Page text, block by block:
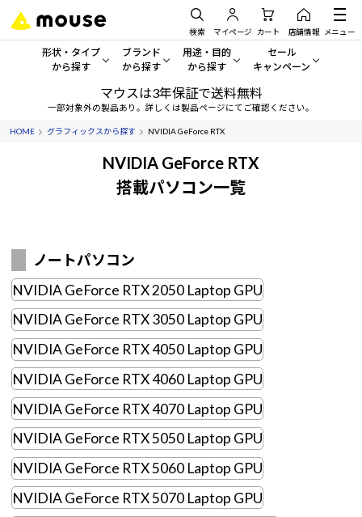
検索 マイページ カート 店舗情報 メニュー
形状・タイプ
から探す
形状・タイプから探す をすべてみる
デスクトップPC
サーバー
ワークステーション
ディスプレイ
Windows 11|Copilot+ PC
ブランド
から探す
mouse
G TUNE
MousePro
iiyama
Windows 11|Copilot+ PC
用途・目的
から探す
一般向けパソコン
ゲーミングPC・ゲーム向けパソコン
スペック/パーツ別
AIおすすめパソコン
Windows 11|Copilot+ PC
セール
キャンペーン
セール・キャンペー
Windows 11
マウスは3年保証で送料無料
一部対象外の製品あり。詳しくは製品ページにてご確認ください。
HOME グラフィックスから探す NVIDIA GeForce RTX
NVIDIA GeForce RTX
搭載パソコン一覧
ノートパソコン
NVIDIA GeForce RTX 2050 Laptop GPU
NVIDIA GeForce RTX 3050 Laptop GPU
NVIDIA GeForce RTX 4050 Laptop GPU
NVIDIA GeForce RTX 4060 Laptop GPU
NVIDIA GeForce RTX 4070 Laptop GPU
NVIDIA GeForce RTX 5050 Laptop GPU
NVIDIA GeForce RTX 5060 Laptop GPU
NVIDIA GeForce RTX 5070 Laptop GPU